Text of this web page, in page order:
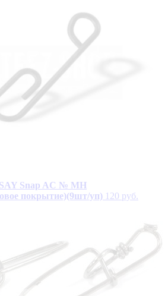
Snap AC № MH
покрытие)(9шт/уп) 120 руб.